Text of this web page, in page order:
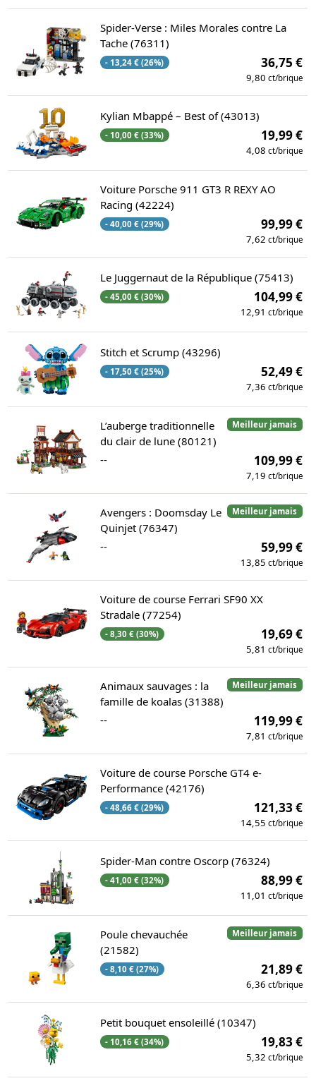
Spider-Verse : Miles Morales contre La
Tache (76311)
- 13,24 € (26%) 36,75 €
9,80 ct/brique
Kylian Mbappé – Best of (43013)
- 10,00 € (33%) 19,99 €
4,08 ct/brique
Voiture Porsche 911 GT3 R REXY AO
Racing (42224)
- 40,00 € (29%) 99,99 €
7,62 ct/brique
Le Juggernaut de la République (75413)
- 45,00 € (30%) 104,99 €
12,91 ct/brique
Stitch et Scrump (43296)
- 17,50 € (25%) 52,49 €
7,36 ct/brique
Meilleur jamais
L’auberge traditionnelle
du clair de lune (80121)
--
109,99 €
7,19 ct/brique
Meilleur jamais
Avengers : Doomsday Le
Quinjet (76347)
--
59,99 €
13,85 ct/brique
Voiture de course Ferrari SF90 XX
Stradale (77254)
- 8,30 € (30%) 19,69 €
5,81 ct/brique
Meilleur jamais
Animaux sauvages : la
famille de koalas (31388)
--
119,99 €
7,81 ct/brique
Voiture de course Porsche GT4 e-
Performance (42176)
- 48,66 € (29%) 121,33 €
14,55 ct/brique
Spider-Man contre Oscorp (76324)
- 41,00 € (32%) 88,99 €
11,01 ct/brique
Meilleur jamais
Poule chevauchée
(21582)
- 8,10 € (27%) 21,89 €
6,36 ct/brique
Petit bouquet ensoleillé (10347)
- 10,16 € (34%) 19,83 €
5,32 ct/brique